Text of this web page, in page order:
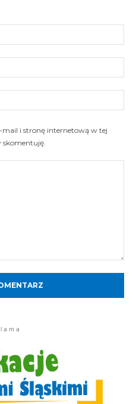
mail i stronę internetową w tej
skomentuję.
a m a